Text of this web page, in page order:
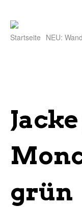
Startseite NEU:
grün